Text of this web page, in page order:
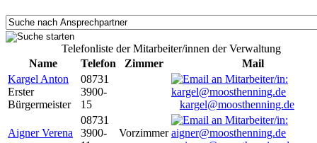
Telefonliste der Mitarbeiter/innen der Verwaltung
Name
Telefon Zimmer
Mail
Kargel Anton
Erster
Bürgermeister
08731
3900-
15
kargel@moosthenning.de
Aigner Verena
08731
3900-
Vorzimmer